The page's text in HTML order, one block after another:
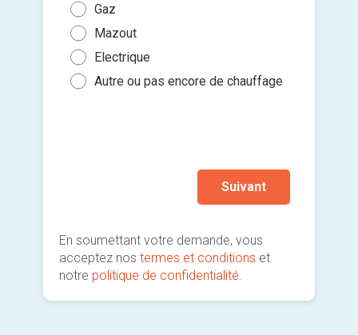
Gaz
Mazout
Electrique
Autre ou pas encore de chauffage
Suivant
En soumettant votre demande, vous
acceptez nostermes et conditions et
notre politique de confidentialité